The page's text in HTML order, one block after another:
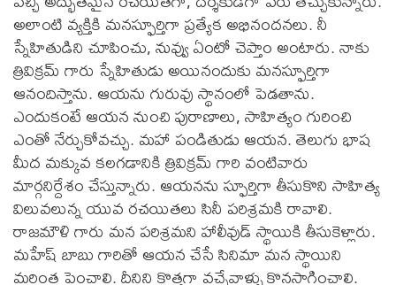
అలాంటి వ్యక్తికి మనస్ఫూర్తిగా ప్రత్యేక అభినందనలు. నీ
స్నేహితుడిని చూపించు, నువ్వు ఏంటో చెప్తాం అంటారు. నాకు
త్రివిక్రమ్ గారు స్నేహితుడు అయినందుకు మనస్ఫూర్తిగా
ఆనందిస్తాను. ఆయను గురువు స్థానంలో పెడతాను.
ఎందుకంటే ఆయన నుంచి పురాణాలు, సాహిత్యం గురించి
ఎంతో నేర్చుకోవచ్చు. మహా పండితుడు ఆయన. తెలుగు భాష
మీద మక్కువ కలగడానికి త్రివిక్రమ్ గారి వంటివారు
మార్గనిర్దేశం చేస్తున్నారు. ఆయనను స్ఫూర్తిగా తీసుకొని సాహిత్య
విలువలున్న యువ రచయితలు సినీ పరిశ్రమకి రావాలి.
రాజమౌళి గారు మన పరిశ్రమని హాలీవుడ్ స్థాయికి తీసుకెళ్లారు.
మహేష్ బాబు గారితో ఆయన చేసే సినిమా మన స్థాయిని
మరింత పెంచాలి. దీనిని కొత్తగా వచ్చేవాళ్ళు కొనసాగించాలి.